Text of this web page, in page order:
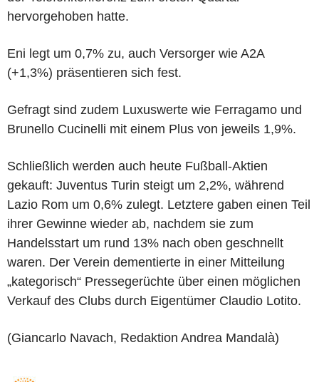
hervorgehoben hatte.
Eni legt um 0,7% zu, auch Versorger wie A2A
(+1,3%) präsentieren sich fest.
Gefragt sind zudem Luxuswerte wie Ferragamo und
Brunello Cucinelli mit einem Plus von jeweils 1,9%.
Schließlich werden auch heute Fußball-Aktien
gekauft: Juventus Turin steigt um 2,2%, während
Lazio Rom um 0,6% zulegt. Letztere gaben einen Teil
ihrer Gewinne wieder ab, nachdem sie zum
Handelsstart um rund 13% nach oben geschnellt
waren. Der Verein dementierte in einer Mitteilung
„kategorisch“ Pressegerüchte über einen möglichen
Verkauf des Clubs durch Eigentümer Claudio Lotito.
(Giancarlo Navach, Redaktion Andrea Mandalà)